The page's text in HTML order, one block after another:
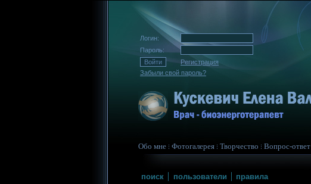
Логин:
Пароль:
Регистрация
Забыли свой пароль?
Обо мне Фотогалерея Творчество Вопрос-ответ
поиск пользователи
правила